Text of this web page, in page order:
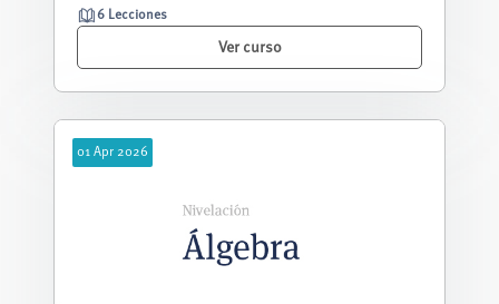
6 Lecciones
Ver curso
01 Apr 2026